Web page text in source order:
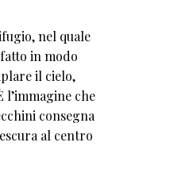
nel quale
in modo
il cielo,
l’immagine che
consegna
al centro